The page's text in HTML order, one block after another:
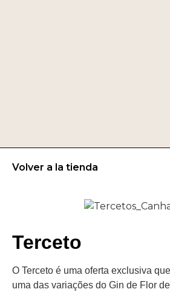
Volver a la tienda
Terceto
O Terceto é uma oferta exclusiva
uma das variações do Gin de Flor